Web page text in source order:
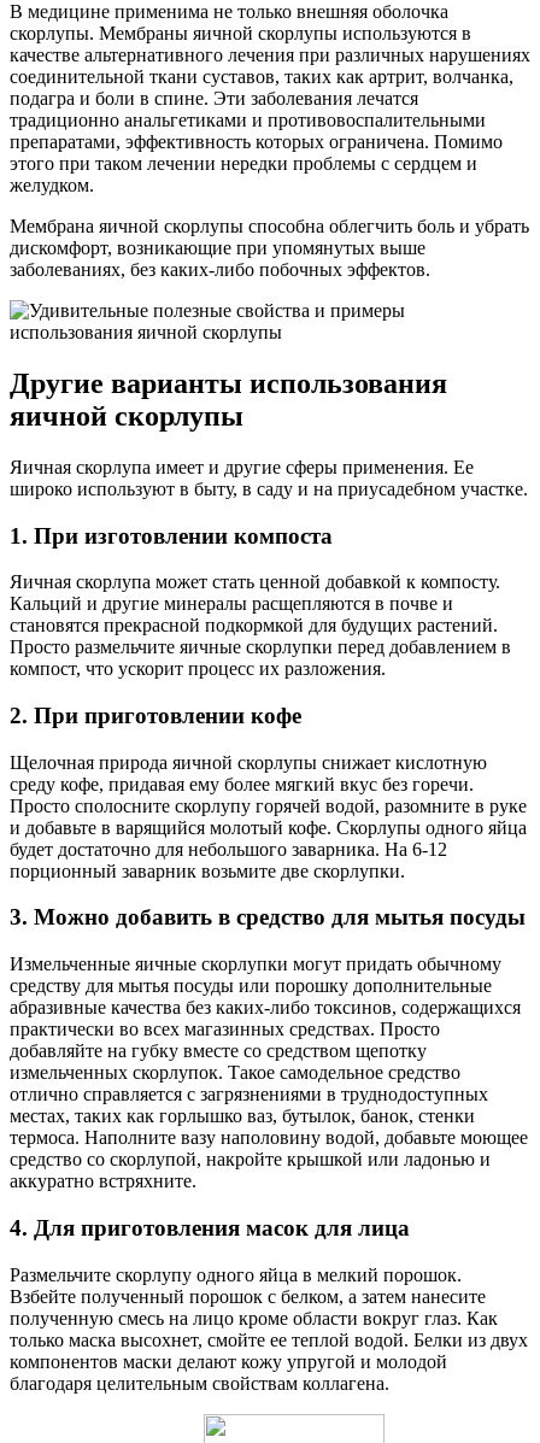
В медицине применима не только внешняя оболочка
скорлупы. Мембраны яичной скорлупы используются в
качестве альтернативного лечения при различных нарушениях
соединительной ткани суставов, таких как артрит, волчанка,
подагра и боли в спине. Эти заболевания лечатся
традиционно анальгетиками и противовоспалительными
препаратами, эффективность которых ограничена. Помимо
этого при таком лечении нередки проблемы с сердцем и
желудком.
Мембрана яичной скорлупы способна облегчить боль и убрать
дискомфорт, возникающие при упомянутых выше
заболеваниях, без каких-либо побочных эффектов.
Другие варианты использования
яичной скорлупы
Яичная скорлупа имеет и другие сферы применения. Ее
широко используют в быту, в саду и на приусадебном участке.
1. При изготовлении компоста
Яичная скорлупа может стать ценной добавкой к компосту.
Кальций и другие минералы расщепляются в почве и
становятся прекрасной подкормкой для будущих растений.
Просто размельчите яичные скорлупки перед добавлением в
компост, что ускорит процесс их разложения.
2. При приготовлении кофе
Щелочная природа яичной скорлупы снижает кислотную
среду кофе, придавая ему более мягкий вкус без горечи.
Просто сполосните скорлупу горячей водой, разомните в руке
и добавьте в варящийся молотый кофе. Скорлупы одного яйца
будет достаточно для небольшого заварника. На 6-12
порционный заварник возьмите две скорлупки.
3. Можно добавить в средство для мытья посуды
Измельченные яичные скорлупки могут придать обычному
средству для мытья посуды или порошку дополнительные
абразивные качества без каких-либо токсинов, содержащихся
практически во всех магазинных средствах. Просто
добавляйте на губку вместе со средством щепотку
измельченных скорлупок. Такое самодельное средство
отлично справляется с загрязнениями в труднодоступных
местах, таких как горлышко ваз, бутылок, банок, стенки
термоса. Наполните вазу наполовину водой, добавьте моющее
средство со скорлупой, накройте крышкой или ладонью и
аккуратно встряхните.
4. Для приготовления масок для лица
Размельчите скорлупу одного яйца в мелкий порошок.
Взбейте полученный порошок с белком, а затем нанесите
полученную смесь на лицо кроме области вокруг глаз. Как
только маска высохнет, смойте ее теплой водой. Белки из двух
компонентов маски делают кожу упругой и молодой
благодаря целительным свойствам коллагена.